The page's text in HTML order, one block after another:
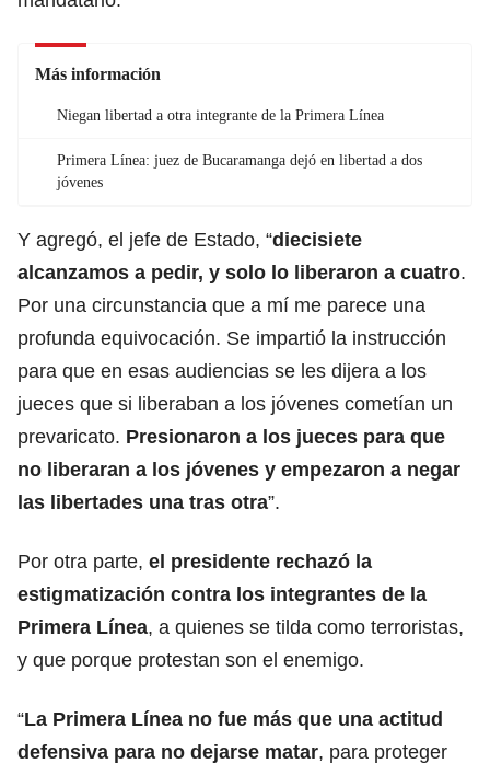
Más información
Niegan libertad a otra integrante de la Primera Línea
Primera Línea: juez de Bucaramanga dejó en libertad a dos
jóvenes
Y agregó, el jefe de Estado, “diecisiete
alcanzamos a pedir, y solo lo liberaron a cuatro.
Por una circunstancia que a mí me parece una
profunda equivocación. Se impartió la instrucción
para que en esas audiencias se les dijera a los
jueces que si liberaban a los jóvenes cometían un
prevaricato. Presionaron a los jueces para que
no liberaran a los jóvenes y empezaron a negar
las libertades una tras otra”.
Por otra parte, el presidente rechazó la
estigmatización contra los integrantes de la
Primera Línea, a quienes se tilda como terroristas,
y que porque protestan son el enemigo.
“La Primera Línea no fue más que una actitud
defensiva para no dejarse matar, para proteger